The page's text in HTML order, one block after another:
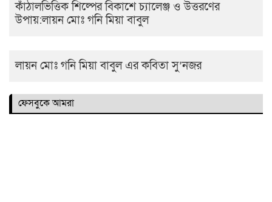
কাঁঠালভিত্তিক শিল্পের বিকাশে চ্যালেঞ্জ ও উত্তরণের
উপায়:লায়ন মোঃ গনি মিয়া বাবুল
লায়ন মোঃ গনি মিয়া বাবুল এর কবিতা সু’নজর
ফেসবুকে আমরা